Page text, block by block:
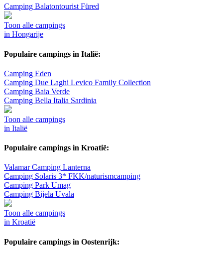
Camping Balatontourist Füred
Toon alle campings
in Hongarije
Populaire campings in Italië:
Camping Eden
Camping Due Laghi Levico Family Collection
Camping Baia Verde
Camping Bella Italia Sardinia
Toon alle campings
in Italië
Populaire campings in Kroatië:
Valamar Camping Lanterna
Camping Solaris 3* FKK/naturismcamping
Camping Park Umag
Camping Bijela Uvala
Toon alle campings
in Kroatië
Populaire campings in Oostenrijk: